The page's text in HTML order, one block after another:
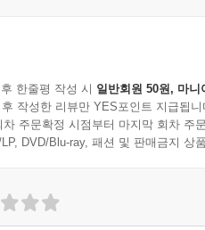
한줄평 작성 시 일반회원 50원, 마니
작성한 리뷰만 YES포인트 지급됩니
차 주문확정 시점부터 마지막 회차 주
DVD/Blu-ray, 패션 및 판매금지 상